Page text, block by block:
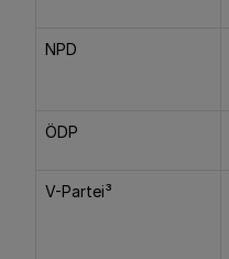
NPD
ÖDP
V-Partei³